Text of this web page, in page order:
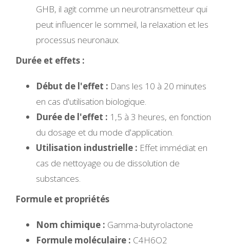
GHB, il agit comme un neurotransmetteur qui
peut influencer le sommeil, la relaxation et les
processus neuronaux.
Durée et effets :
Début de l'effet : Dans les 10 à 20 minutes
en cas d'utilisation biologique.
Durée de l'effet : 1,5 à 3 heures, en fonction
du dosage et du mode d'application.
Utilisation industrielle : Effet immédiat en
cas de nettoyage ou de dissolution de
substances.
Formule et propriétés
Nom chimique : Gamma-butyrolactone
Formule moléculaire : C4H6O2